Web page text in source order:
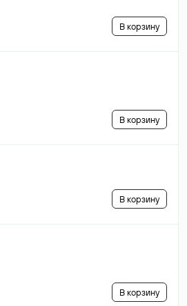
В корзину
В корзину
В корзину
В корзину